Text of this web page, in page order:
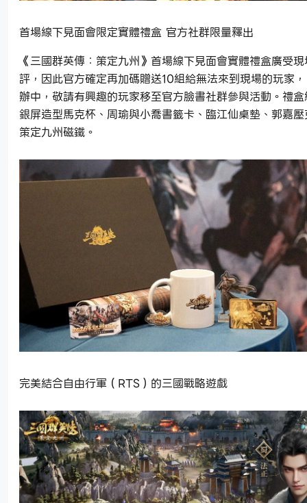
首場線下見面會限定實體禮盒 官方社群限量釋出
《三國群英傳：策定九州》首場線下見面會實體禮盒廣受
評，因此官方確定再加碼贈送10組給無法來到現場的玩家
辦中，敬請有興趣的玩家移至官方臉書社群參與活動。禮
銀屏造型馬克杯、周瑜與小喬書籤卡、臨江仙桌墊、郭嘉
策定九州磁鐵。
完美結合自由行軍（RTS）的三國戰略遊戲